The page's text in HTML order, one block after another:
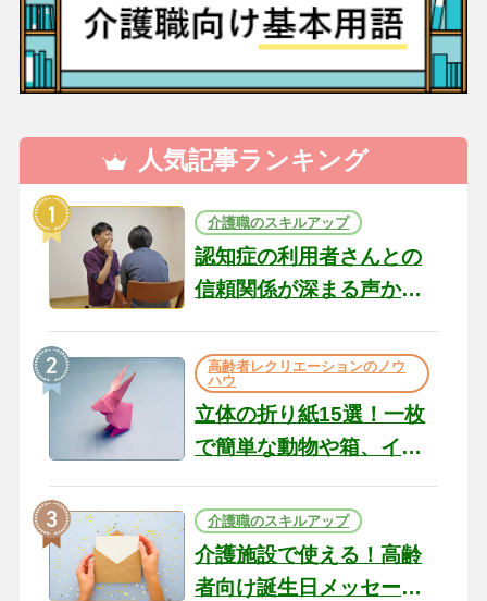
人気記事ランキング
介護職のスキルアップ
認知症の利用者さんとの
信頼関係が深まる声かけ
の現場から（22）
高齢者レクリエーションのノウ
ハウ
立体の折り紙15選！一枚
で簡単な動物や箱、イン
介護職のスキルアップ
介護施設で使える！高齢
者向け誕生日メッセージ